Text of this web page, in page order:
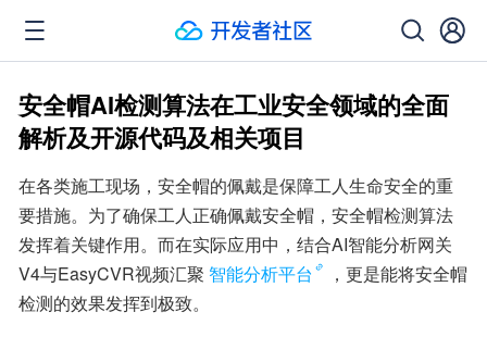
安全帽AI检测算法在工业安全领域的全面
解析及开源代码及相关项目
在各类施工现场，安全帽的佩戴是保障工人生命安全的重
要措施。为了确保工人正确佩戴安全帽，安全帽检测算法
发挥着关键作用。而在实际应用中，结合AI智能分析网关
V4与EasyCVR视频汇聚 智能分析平台
，更是能将安全帽
检测的效果发挥到极致。